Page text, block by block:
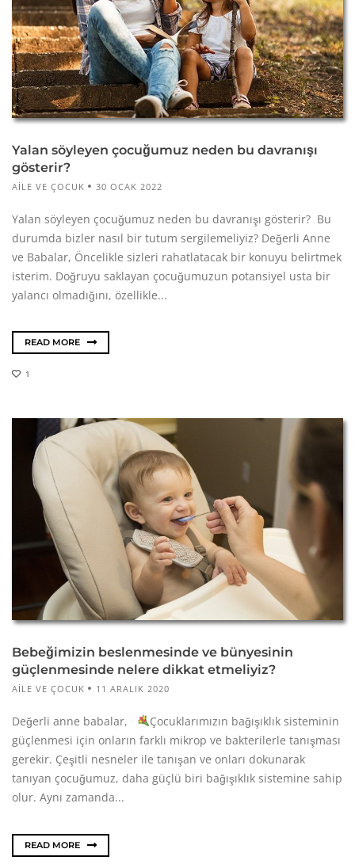
Yalan söyleyen çocuğumuz neden bu davranışı
gösterir?
AILE VE ÇOCUK 30 OCAK 2022
Yalan söyleyen çocuğumuz neden bu davranışı gösterir? Bu
durumda bizler nasıl bir tutum sergilemeliyiz? Değerli Anne
ve Babalar, Öncelikle sizleri rahatlatacak bir konuyu belirtmek
isterim. Doğruyu saklayan çocuğumuzun potansiyel usta bir
yalancı olmadığını, özellikle...
READ MORE
1
Bebeğimizin beslenmesinde ve bünyesinin
güçlenmesinde nelere dikkat etmeliyiz?
AILE VE ÇOCUK 11 ARALIK 2020
Değerli anne babalar,
Çocuklarımızın bağışıklık sisteminin
güçlenmesi için onların farklı mikrop ve bakterilerle tanışması
gerekir. Çeşitli nesneler ile tanışan ve onları dokunarak
tanıyan çocuğumuz, daha güçlü biri bağışıklık sistemine sahip
olur. Aynı zamanda...
READ MORE